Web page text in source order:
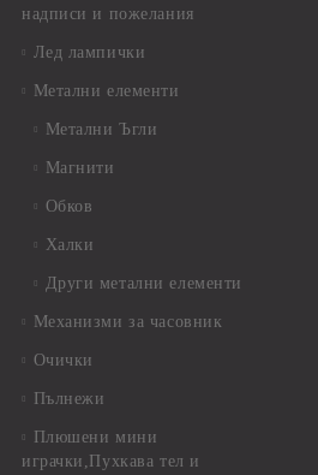
надписи и пожелания
Лед лампички
Метални елементи
Метални Ъгли
Магнити
Обков
Халки
Други метални елементи
Механизми за часовник
Очички
Пълнежи
Плюшени мини
играчки,Пухкава тел и